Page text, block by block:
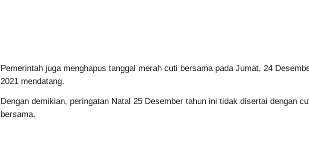
Pemerintah juga menghapus tanggal merah cuti bersama pada Jumat, 24
2021 mendatang.
Dengan demikian, peringatan Natal 25 Desember tahun ini tidak disertai dengan
bersama.